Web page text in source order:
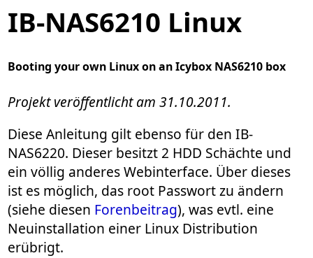
IB-NAS6210 Linux
Booting your own Linux on an Icybox NAS6210 box
Projekt veröffentlicht am 31.10.2011.
Diese Anleitung gilt ebenso für den IB-
NAS6220. Dieser besitzt 2 HDD Schächte und
ein völlig anderes Webinterface. Über dieses
ist es möglich, das root Passwort zu ändern
(siehe diesen Forenbeitrag), was evtl. eine
Neuinstallation einer Linux Distribution
erübrigt.